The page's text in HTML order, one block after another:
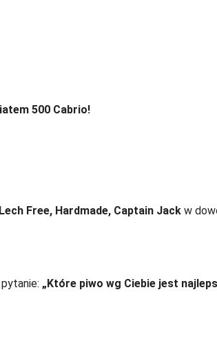
500 Cabrio!
Free, Hardmade, Captain Jack w
„Które piwo wg Ciebie jest